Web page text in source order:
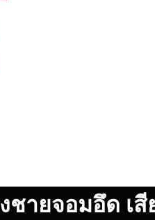
ายจอมอึด เสี